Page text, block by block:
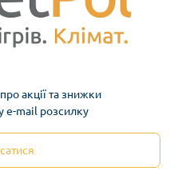
акції та знижки
e-mail розсилку